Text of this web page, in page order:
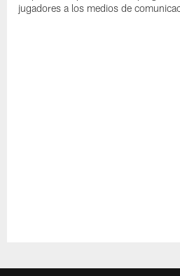
jugadores a los medios de